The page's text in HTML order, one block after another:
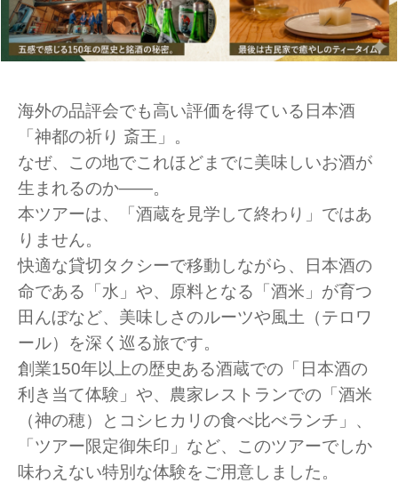
海外の品評会でも高い評価を得ている日本酒
「神都の祈り 斎王」。
なぜ、この地でこれほどまでに美味しいお酒が
生まれるのか――。
本ツアーは、「酒蔵を見学して終わり」ではあ
りません。
快適な貸切タクシーで移動しながら、日本酒の
命である「水」や、原料となる「酒米」が育つ
田んぼなど、美味しさのルーツや風土（テロワ
ール）を深く巡る旅です。
創業150年以上の歴史ある酒蔵での「日本酒の
利き当て体験」や、農家レストランでの「酒米
（神の穂）とコシヒカリの食べ比べランチ」、
「ツアー限定御朱印」など、このツアーでしか
味わえない特別な体験をご用意しました。